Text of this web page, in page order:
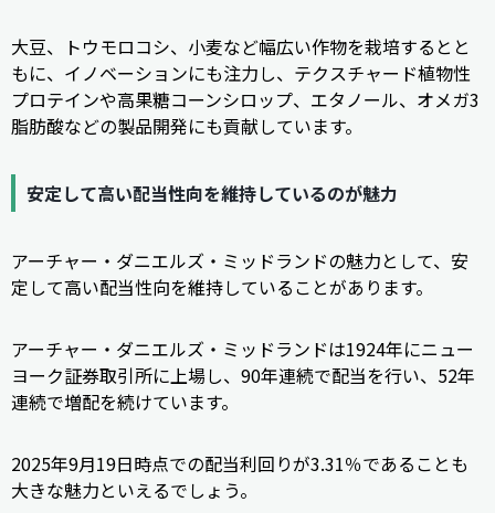
大豆、トウモロコシ、小麦など幅広い作物を栽培するとと
もに、イノベーションにも注力し、テクスチャード植物性
プロテインや高果糖コーンシロップ、エタノール、オメガ3
脂肪酸などの製品開発にも貢献しています。
安定して高い配当性向を維持しているのが魅力
アーチャー・ダニエルズ・ミッドランドの魅力として、安
定して高い配当性向を維持していることがあります。
アーチャー・ダニエルズ・ミッドランドは1924年にニュー
ヨーク証券取引所に上場し、90年連続で配当を行い、52年
連続で増配を続けています。
2025年9月19日時点での配当利回りが3.31％であることも
大きな魅力といえるでしょう。